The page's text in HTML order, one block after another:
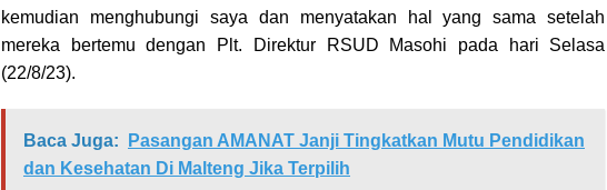
kemudian menghubungi saya dan menyatakan hal yang sama setelah
mereka bertemu dengan Plt. Direktur RSUD Masohi pada hari Selasa
(22/8/23).
Baca Juga:
Pasangan AMANAT Janji Tingkatkan Mutu Pendidikan
dan Kesehatan Di Malteng Jika Terpilih